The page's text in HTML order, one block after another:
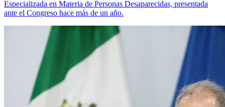
Especializada en Materia de Personas Desaparecidas, presentada
ante el Congreso hace más de un año.